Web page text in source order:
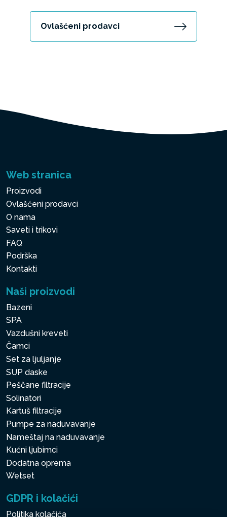
Ovlašćeni prodavci
Web stranica
Proizvodi
Ovlašćeni prodavci
O nama
Saveti i trikovi
FAQ
Podrška
Kontakti
Naši proizvodi
Bazeni
SPA
Vazdušni kreveti
Čamci
Set za ljuljanje
SUP daske
Peščane filtracije
Solinatori
Kartuš filtracije
Pumpe za naduvavanje
Nameštaj na naduvavanje
Kućni ljubimci
Dodatna oprema
Wetset
GDPR i kolačići
Politika kolačića